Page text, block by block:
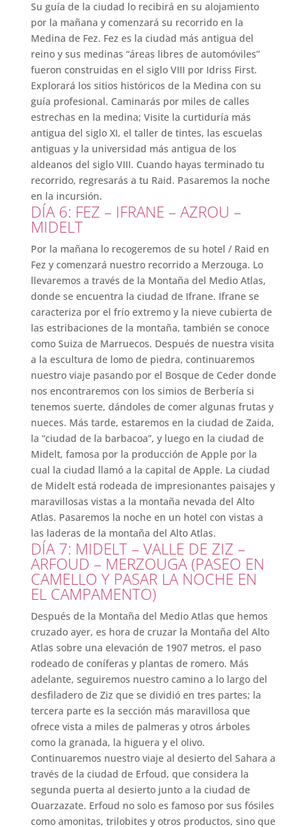
Su guía de la ciudad lo recibirá en su alojamiento
por la mañana y comenzará su recorrido en la
Medina de Fez. Fez es la ciudad más antigua del
reino y sus medinas “áreas libres de automóviles”
fueron construidas en el siglo VIII por Idriss First.
Explorará los sitios históricos de la Medina con su
guía profesional. Caminarás por miles de calles
estrechas en la medina; Visite la curtiduría más
antigua del siglo XI, el taller de tintes, las escuelas
antiguas y la universidad más antigua de los
aldeanos del siglo VIII. Cuando hayas terminado tu
recorrido, regresarás a tu Raid. Pasaremos la noche
en la incursión.
DÍA 6: FEZ – IFRANE – AZROU –
MIDELT
Por la mañana lo recogeremos de su hotel / Raid en
Fez y comenzará nuestro recorrido a Merzouga. Lo
llevaremos a través de la Montaña del Medio Atlas,
donde se encuentra la ciudad de Ifrane. Ifrane se
caracteriza por el frío extremo y la nieve cubierta de
las estribaciones de la montaña, también se conoce
como Suiza de Marruecos. Después de nuestra visita
a la escultura de lomo de piedra, continuaremos
nuestro viaje pasando por el Bosque de Ceder donde
nos encontraremos con los simios de Berbería si
tenemos suerte, dándoles de comer algunas frutas y
nueces. Más tarde, estaremos en la ciudad de Zaida,
la “ciudad de la barbacoa”, y luego en la ciudad de
Midelt, famosa por la producción de Apple por la
cual la ciudad llamó a la capital de Apple. La ciudad
de Midelt está rodeada de impresionantes paisajes y
maravillosas vistas a la montaña nevada del Alto
Atlas. Pasaremos la noche en un hotel con vistas a
las laderas de la montaña del Alto Atlas.
DÍA 7: MIDELT – VALLE DE ZIZ –
ARFOUD – MERZOUGA (PASEO EN
CAMELLO Y PASAR LA NOCHE EN
EL CAMPAMENTO)
Después de la Montaña del Medio Atlas que hemos
cruzado ayer, es hora de cruzar la Montaña del Alto
Atlas sobre una elevación de 1907 metros, el paso
rodeado de coníferas y plantas de romero. Más
adelante, seguiremos nuestro camino a lo largo del
desfiladero de Ziz que se dividió en tres partes; la
tercera parte es la sección más maravillosa que
ofrece vista a miles de palmeras y otros árboles
como la granada, la higuera y el olivo.
Continuaremos nuestro viaje al desierto del Sahara a
través de la ciudad de Erfoud, que considera la
segunda puerta al desierto junto a la ciudad de
Ouarzazate. Erfoud no solo es famoso por sus fósiles
como amonitas, trilobites y otros productos, sino que